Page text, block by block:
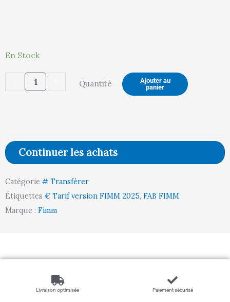
En Stock
quantité
tôle
antidérapant
kg
Quantité
Ajouter au
panier
Continuer les achats
Catégorie # Transférer
Étiquettes € Tarif version FIMM 2025, FAB FIMM
Marque : Fimm
Livraison optimisée Paiement sécurisé